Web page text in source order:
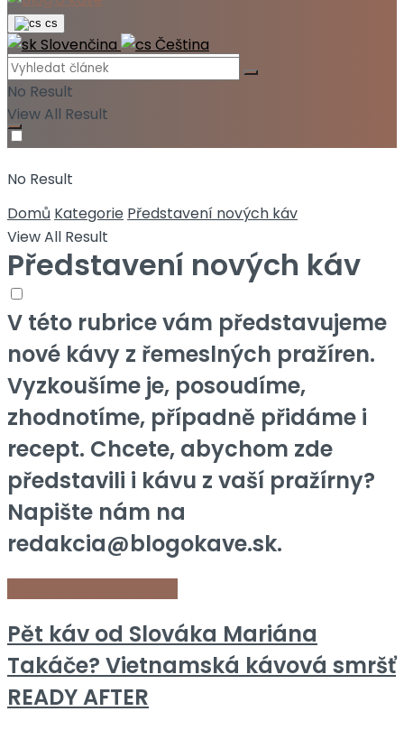
No Result
View All Result
cs
Slovenčina Čeština
No Result
View All Result
Domů Kategorie Představení nových káv
Představení nových káv
V této rubrice vám představujeme
nové kávy z řemeslných pražíren.
Vyzkoušíme je, posoudíme,
zhodnotíme, případně přidáme i
recept. Chcete, abychom zde
představili i kávu z vaší pražírny?
Napište nám na
redakcia@blogokave.sk.
Pět káv od Slováka Mariána
Takáče? Vietnamská kávová smršť
READY AFTER